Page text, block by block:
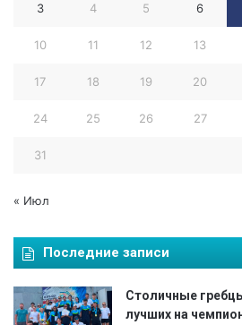
3 4 5 6
10 11 12 13
17 18 19 20
24 25 26 27
31
« Июл
Последние записи
Столичные
лучших на